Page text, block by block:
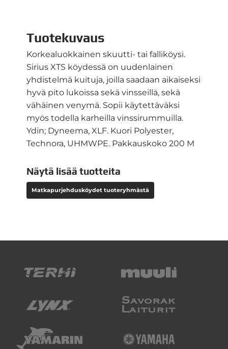
Tuotekuvaus
Korkealuokkainen skuutti- tai falliköysi.
Sirius XTS köydessä on uudenlainen
yhdistelmä kuituja, joilla saadaan aikaiseksi
hyvä pito lukoissa sekä vinsseillä, sekä
vähäinen venymä. Sopii käytettäväksi
myös todella karheilla vinssirummuilla.
Ydin; Dyneema, XLF. Kuori Polyester,
Technora, UHMWPE. Pakkauskoko 200 M
Näytä lisää tuotteita
Matkapurjehdusköydet tuoteryhmästä